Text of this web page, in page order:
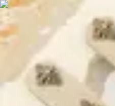
Premier Logement
Conseils pratiques
Achat et location
Astuces
Préparation Tendances
Premier Logement